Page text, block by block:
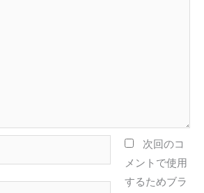
次回のコ
メントで使用
するためブラ